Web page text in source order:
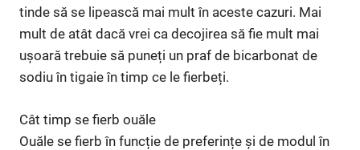
tinde să se lipească mai mult în aceste cazuri. Mai
mult de atât dacă vrei ca decojirea să fie mult mai
ușoară trebuie să puneți un praf de bicarbonat de
sodiu în tigaie în timp ce le fierbeți.
Cât timp se fierb ouăle
Ouăle se fierb în funcție de preferințe și de modul în